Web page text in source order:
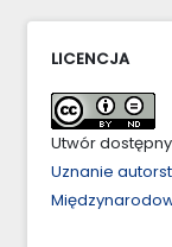
LICENCJA
Utwór
Uznanie